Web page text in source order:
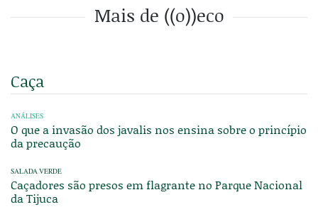
Mais de ((o))eco
Caça
ANÁLISES
O que a invasão dos javalis nos ensina sobre o princípio
da precaução
SALADA VERDE
Caçadores são presos em flagrante no Parque Nacional
da Tijuca